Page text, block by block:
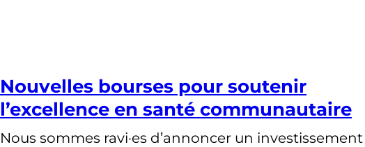
Nouvelles bourses pour soutenir
l’excellence en santé communautaire
Nous sommes ravi·es d’annoncer un investissement